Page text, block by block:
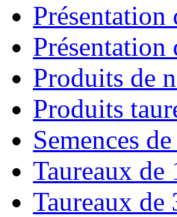
Présentation
Produits de
Produits
Semences
Taureaux de
Taureaux de